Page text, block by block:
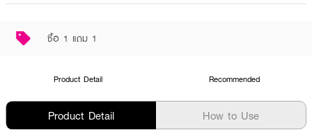
ซื้อ 1 แถม 1
Product Detail Recommended
Product Detail How to Use